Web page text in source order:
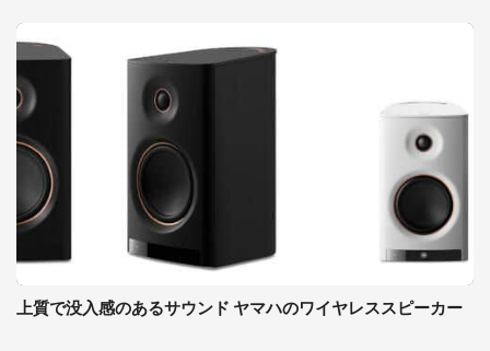
上質で没入感のあるサウンド ヤマハのワイヤレススピーカー